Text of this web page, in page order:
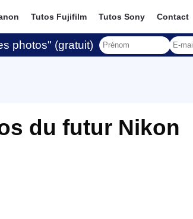
Tutos Fujifilm Tutos Sony Contact
photos" (gratuit)
du futur Nikon